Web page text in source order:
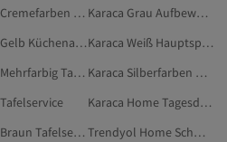
Karaca Cremefarben Heim & Möbel
Karaca Grau Aufbewahrungsbehälter
Karaca Gelb Küchenaufbewahrung & -organisation
Karaca Weiß Hauptspeisenteller
Karaca Mehrfarbig Tafelservice
Karaca Silberfarben Kochen
Karaca Home Tagesdecken-Sets
Karaca Braun Tafelservice
Trendyol Home Schwarz Becher- & Tassen-Sets